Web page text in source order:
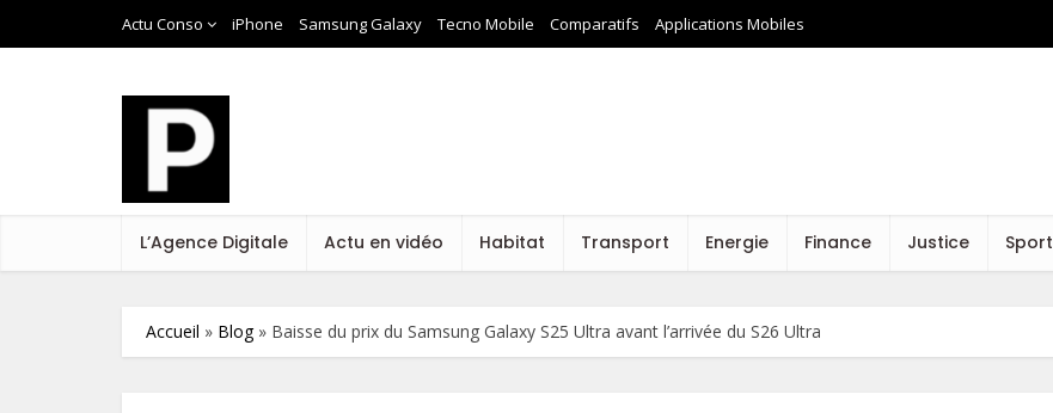
Actu Conso iPhone Samsung Galaxy Tecno Mobile Comparatifs Applications Mobiles
L’Agence Digitale Actu en vidéo Habitat Transport Energie Finance Justice Sport
Accueil » Blog» Baisse du prix du Samsung Galaxy S25 Ultra avant l’arrivée du S26 Ultra